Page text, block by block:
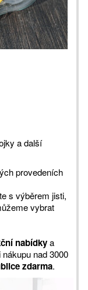
a další
provedeních
s výběrem jisti,
vybrat
nabídkya
nákupu nad 3000
zdarma.